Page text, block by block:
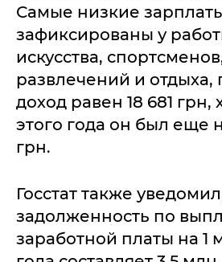
Самые низкие
зафиксированы у
искусства,
развлечений и отдыха,
доход равен 18 681 грн,
этого года он был еще
грн.
Госстат также
задолженность по
заработной платы на 1